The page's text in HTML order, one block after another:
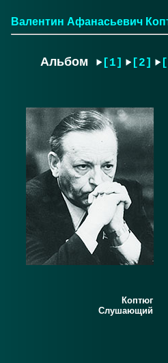
Валентин Афанасьевич
Альбом [1] [2]
Коптюг
Слушающий